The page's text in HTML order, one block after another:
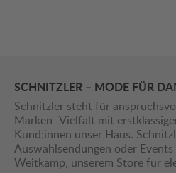
SCHNITZLER – MODE FÜR
Schnitzler steht für
Marken- Vielfalt mit
Kund:innen unser Haus.
Auswahlsendungen oder
Weitkamp, unserem Store für